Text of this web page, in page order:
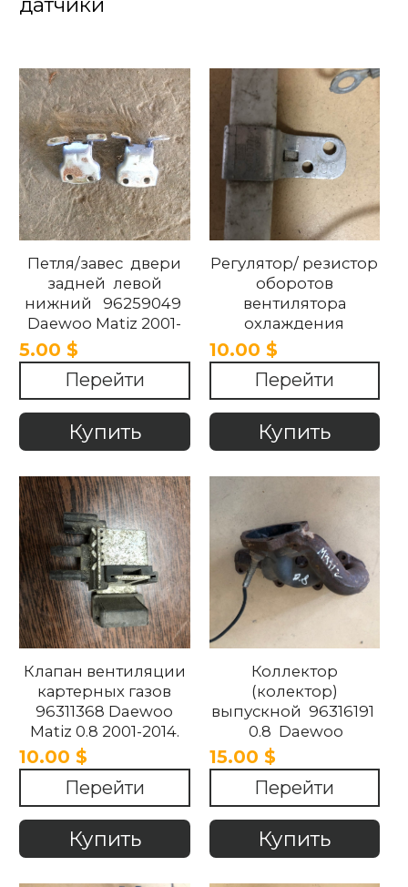
Петля/завес двери
задней левой
нижний 96259049
Daewoo Matiz 2001-
5.00 $
Перейти
Купить
Регулятор/ резистор
оборотов
вентилятора
охлаждения
94580776 Daewoo
Matiz 0.8 2001-2014
10.00 $
Перейти
Купить
Клапан вентиляции
картерных газов
96311368 Daewoo
Matiz 0.8 2001-2014.
10.00 $
Перейти
Купить
Коллектор
(колектор)
выпускной 96316191
0.8 Daewoo
Matiz 2001-2014
15.00 $
Перейти
Купить